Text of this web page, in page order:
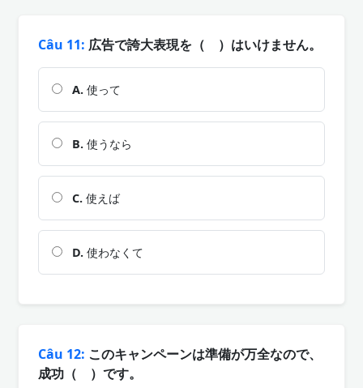
Câu 11: 広告で誇大表現を（ ）はいけません。
A. 使って
B. 使うなら
C. 使えば
D. 使わなくて
Câu 12: このキャンペーンは準備が万全なので、
成功（ ）です。